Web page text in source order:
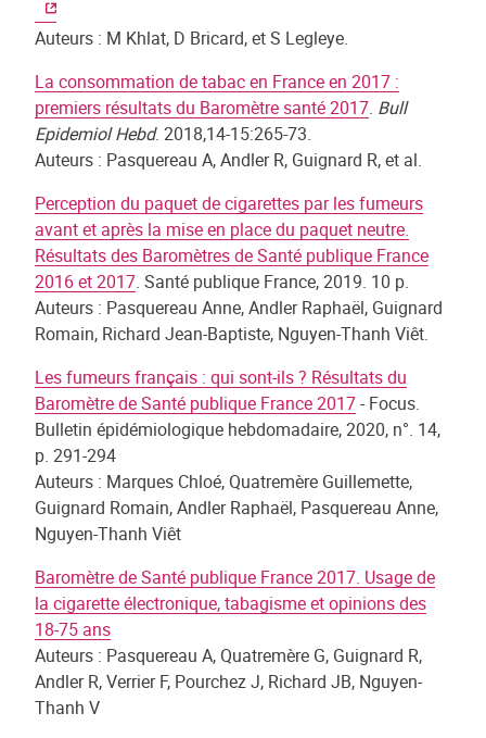
Auteurs : M Khlat, D Bricard, et S Legleye.
La consommation de tabac en France en 2017 :
premiers résultats du Baromètre santé 2017. Bull
Epidemiol Hebd. 2018,14-15:265-73.
Auteurs : Pasquereau A, Andler R, Guignard R, et al.
Perception du paquet de cigarettes par les fumeurs
avant et après la mise en place du paquet neutre.
Résultats des Baromètres de Santé publique France
2016 et 2017. Santé publique France, 2019. 10 p.
Auteurs : Pasquereau Anne, Andler Raphaël, Guignard
Romain, Richard Jean-Baptiste, Nguyen-Thanh Viêt.
Les fumeurs français : qui sont-ils ? Résultats du
Baromètre de Santé publique France 2017- Focus.
Bulletin épidémiologique hebdomadaire, 2020, n°. 14,
p. 291-294
Auteurs : Marques Chloé, Quatremère Guillemette,
Guignard Romain, Andler Raphaël, Pasquereau Anne,
Nguyen-Thanh Viêt
Baromètre de Santé publique France 2017. Usage de
la cigarette électronique, tabagisme et opinions des
18-75 ans
Auteurs : Pasquereau A, Quatremère G, Guignard R,
Andler R, Verrier F, Pourchez J, Richard JB, Nguyen-
Thanh V